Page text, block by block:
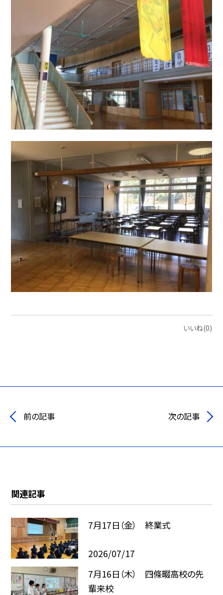
いいね(0)
前の記事 次の記事
関連記事
7月17日（金） 終業式
2026/07/17
7月16日（木） 四條畷高校の先
輩来校